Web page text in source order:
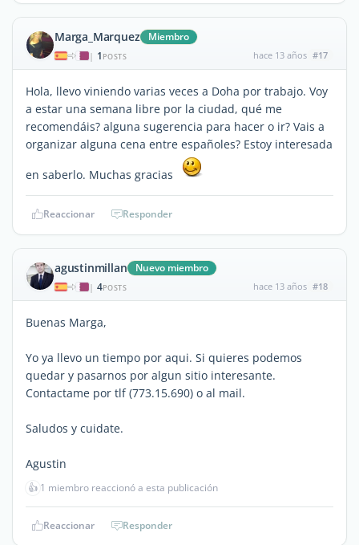
Marga_Marquez Miembro
| 1 POSTS hace 13 años #17
Hola, llevo viniendo varias veces a Doha por trabajo. Voy
a estar una semana libre por la ciudad, qué me
recomendáis? alguna sugerencia para hacer o ir? Vais a
organizar alguna cena entre españoles? Estoy interesada
en saberlo. Muchas gracias
Reaccionar Responder
agustinmillan Nuevo miembro
| 4POSTS hace 13 años #18
Buenas Marga,
Yo ya llevo un tiempo por aqui. Si quieres podemos
quedar y pasarnos por algun sitio interesante.
Contactame por tlf (773.15.690) o al mail.
Saludos y cuidate.
Agustin
👍 1 miembro reaccionó a esta publicación
Reaccionar Responder